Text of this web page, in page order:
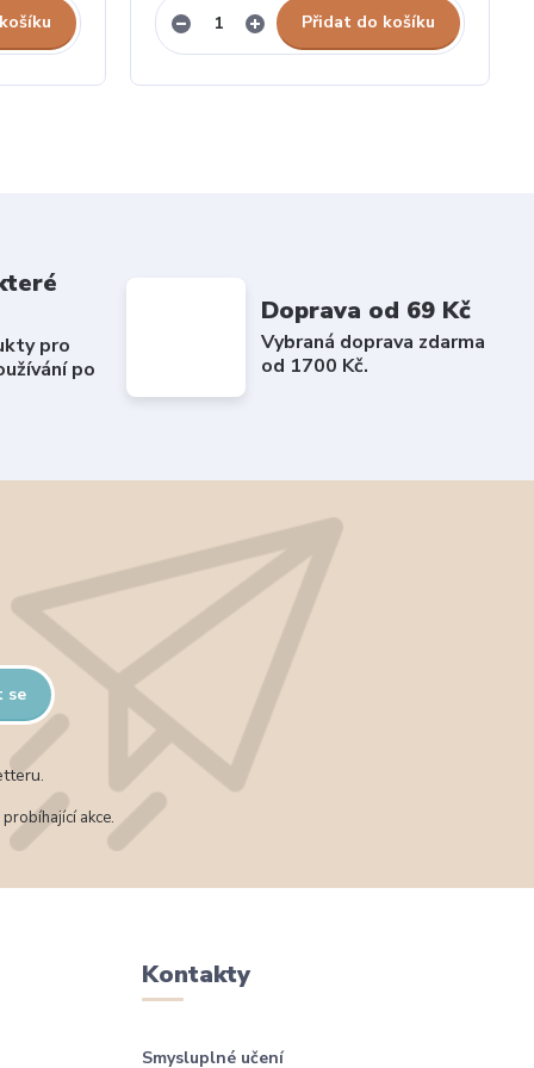
Přidat do košíku
pro
po
Doprava od 69 Kč
Vybraná doprava zdarma
od 1700 Kč.
se
akce.
Kontakty
Smysluplné učení